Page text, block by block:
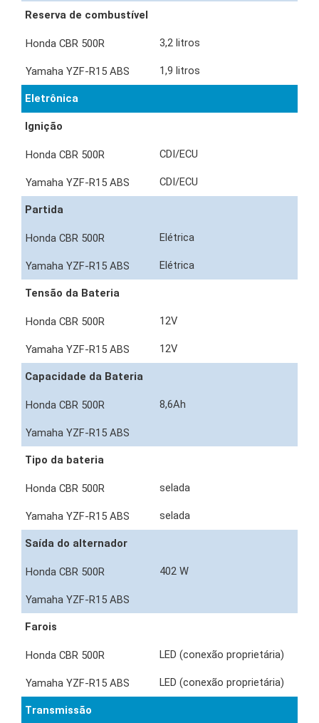
Reserva de combustível
3,2 litros
1,9 litros
Eletrônica
Ignição
CDI/ECU
CDI/ECU
Partida
Elétrica
Elétrica
Tensão da Bateria
12V
12V
Capacidade da Bateria
8,6Ah
Tipo da bateria
selada
selada
Saída do alternador
402 W
Farois
LED (conexão proprietária)
LED (conexão proprietária)
Transmissão